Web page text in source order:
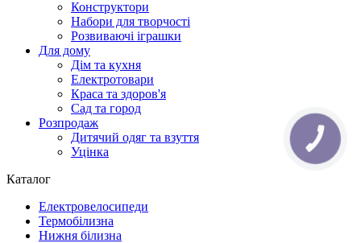
Конструктори
Набори для творчості
Розвиваючі іграшки
Для дому
Дім та кухня
Електротовари
Краса та здоров'я
Сад та город
Розпродаж
Дитячий одяг та взуття
Уцінка
Каталог
Електровелосипеди
Термобілизна
Нижня білизна
КНОПКА
ЗВ'ЯЗКУ